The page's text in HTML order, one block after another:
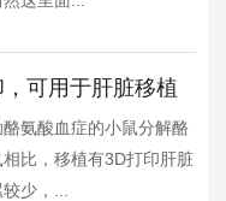
可用于肝脏移植
氨酸血症的小鼠分解酪
比，移植有3D打印肝脏
少，...